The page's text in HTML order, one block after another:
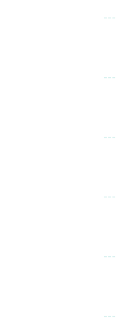
---
---
---
---
---
---